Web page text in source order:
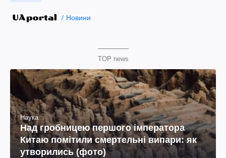
Новини
TOP news
Наука
Над гробницею першого імператора
Китаю помітили смертельні випари: як
утворились (фото)